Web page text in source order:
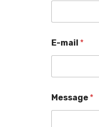
E-mail *
Message *